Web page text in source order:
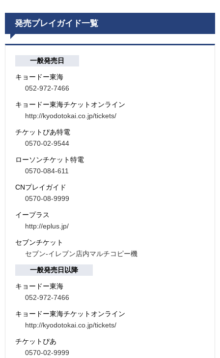
発売プレイガイド一覧
一般発売日
キョードー東海
052-972-7466
キョードー東海チケットオンライン
http://kyodotokai.co.jp/tickets/
チケットぴあ特電
0570-02-9544
ローソンチケット特電
0570-084-611
CNプレイガイド
0570-08-9999
イープラス
http://eplus.jp/
セブンチケット
セブン-イレブン店内マルチコピー機
一般発売日以降
キョードー東海
052-972-7466
キョードー東海チケットオンライン
http://kyodotokai.co.jp/tickets/
チケットぴあ
0570-02-9999